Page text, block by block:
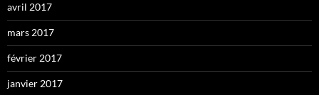
avril 2017
mars 2017
février 2017
janvier 2017